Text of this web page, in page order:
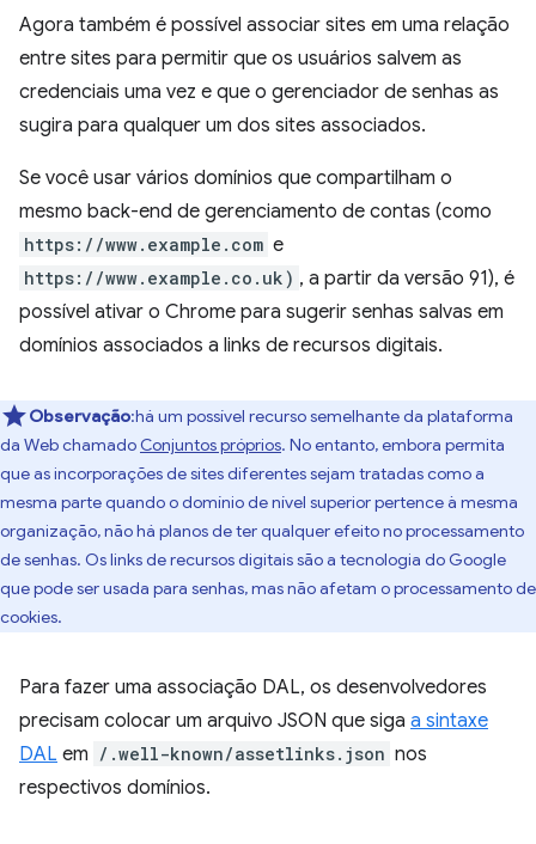
Agora também é possível associar sites em uma relação
entre sites para permitir que os usuários salvem as
credenciais uma vez e que o gerenciador de senhas as
sugira para qualquer um dos sites associados.
Se você usar vários domínios que compartilham o
mesmo back-end de gerenciamento de contas (como
https://www.example.com e
https://www.example.co.uk) , a partir da versão 91), é
possível ativar o Chrome para sugerir senhas salvas em
domínios associados a links de recursos digitais.
Observação:há um possível recurso semelhante da plataforma
da Web chamado Conjuntos próprios. No entanto, embora permita
que as incorporações de sites diferentes sejam tratadas como a
mesma parte quando o domínio de nível superior pertence à mesma
organização, não há planos de ter qualquer efeito no processamento
de senhas. Os links de recursos digitais são a tecnologia do Google
que pode ser usada para senhas, mas não afetam o processamento de
cookies.
Para fazer uma associação DAL, os desenvolvedores
precisam colocar um arquivo JSON que siga a sintaxe
DAL em /.well-known/assetlinks.json nos
respectivos domínios.